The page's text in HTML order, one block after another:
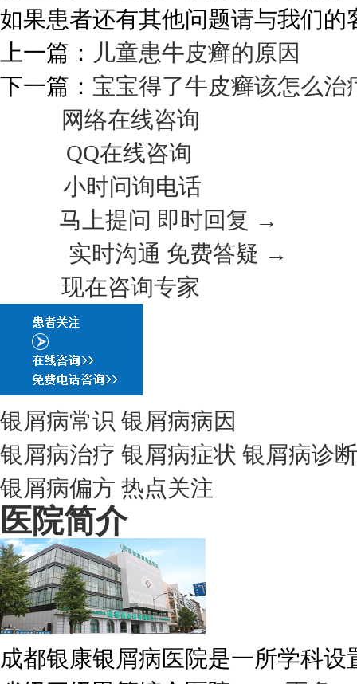
如果患者还有其他问题请与我们的
上一篇： 儿童患牛皮癣的原因
下一篇： 宝宝得了牛皮癣该怎么治
网络在线咨询
QQ在线咨询
小时问询电话
马上提问 即时回复 →
实时沟通 免费答疑 →
现在咨询专家
银屑病常识 银屑病病因
银屑病治疗 银屑病症状 银屑病诊断
银屑病偏方 热点关注
医院简介
成都银康银屑病医院是一所学科